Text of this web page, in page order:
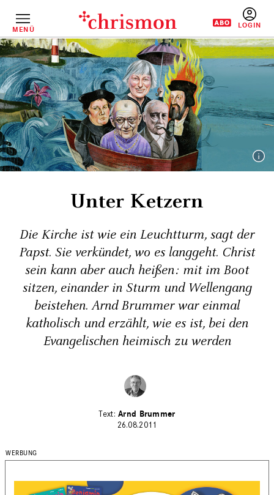
InhaltMENÜ
Unter Ketzern
Die Kirche ist wie ein Leuchtturm, sagt der
Papst. Sie verkündet, wo es langgeht. Christ
sein kann aber auch heißen: mit im Boot
sitzen, einander in Sturm und Wellengang
beistehen. Arnd Brummer war einmal
katholisch und erzählt, wie es ist, bei den
Evangelischen heimisch zu werden
Arnd Brummer
26.08.2011